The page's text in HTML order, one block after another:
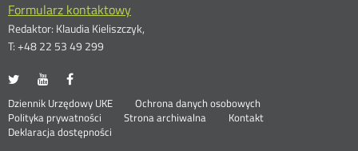
Formularz kontaktowy
Redaktor: Klaudia Kieliszczyk,
T: +48 22 53 49 299
UKE
portalu
Twitter
Otwórz
nowym
oknie
UKE
portalu
Youtube
Otwórz
nowym
oknie
portalu
Facebook
nowym
oknie
Stopka
Dziennik Urzędowy UKE Otwórz
Ochrona danych osobowych
Polityka prywatności
Otwórz
w
Strona archiwalna
Kontakt
Deklaracja dostępności